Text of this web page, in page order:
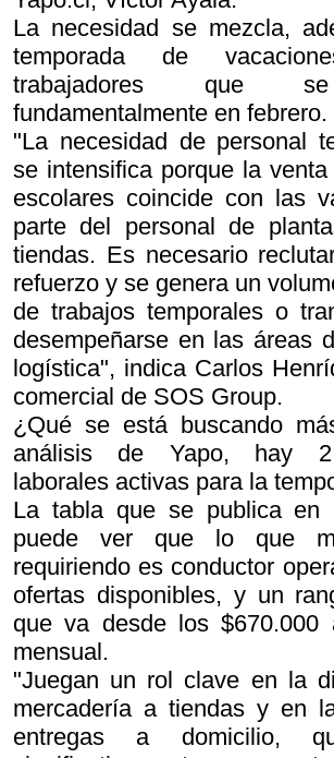
La necesidad se mezcla,
temporada de
trabajadores que
fundamentalmente en febrero.
"La necesidad de personal
se intensifica porque la
escolares coincide con las
parte del personal de
tiendas. Es necesario
refuerzo y se genera un
de trabajos temporales o
desempeñarse en las áreas
logística", indica Carlos
comercial de SOS Group.
¿Qué se está buscando
análisis de Yapo, hay
laborales activas para la
La tabla que se publica en
puede ver que lo que
requiriendo es conductor
ofertas disponibles, y un
que va desde los $670.000
mensual.
"Juegan un rol clave en la
mercadería a tiendas y en
entregas a domicilio,